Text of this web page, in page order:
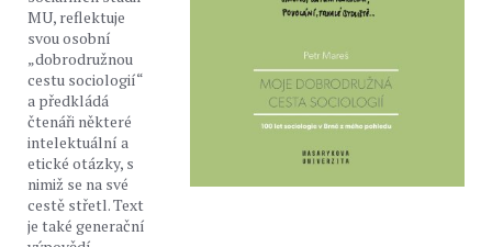
MU, reflektuje
svou osobní
„dobrodružnou
cestu sociologií“
a předkládá
čtenáři některé
intelektuální a
etické otázky, s
nimiž se na své
cestě střetl. Text
je také generační